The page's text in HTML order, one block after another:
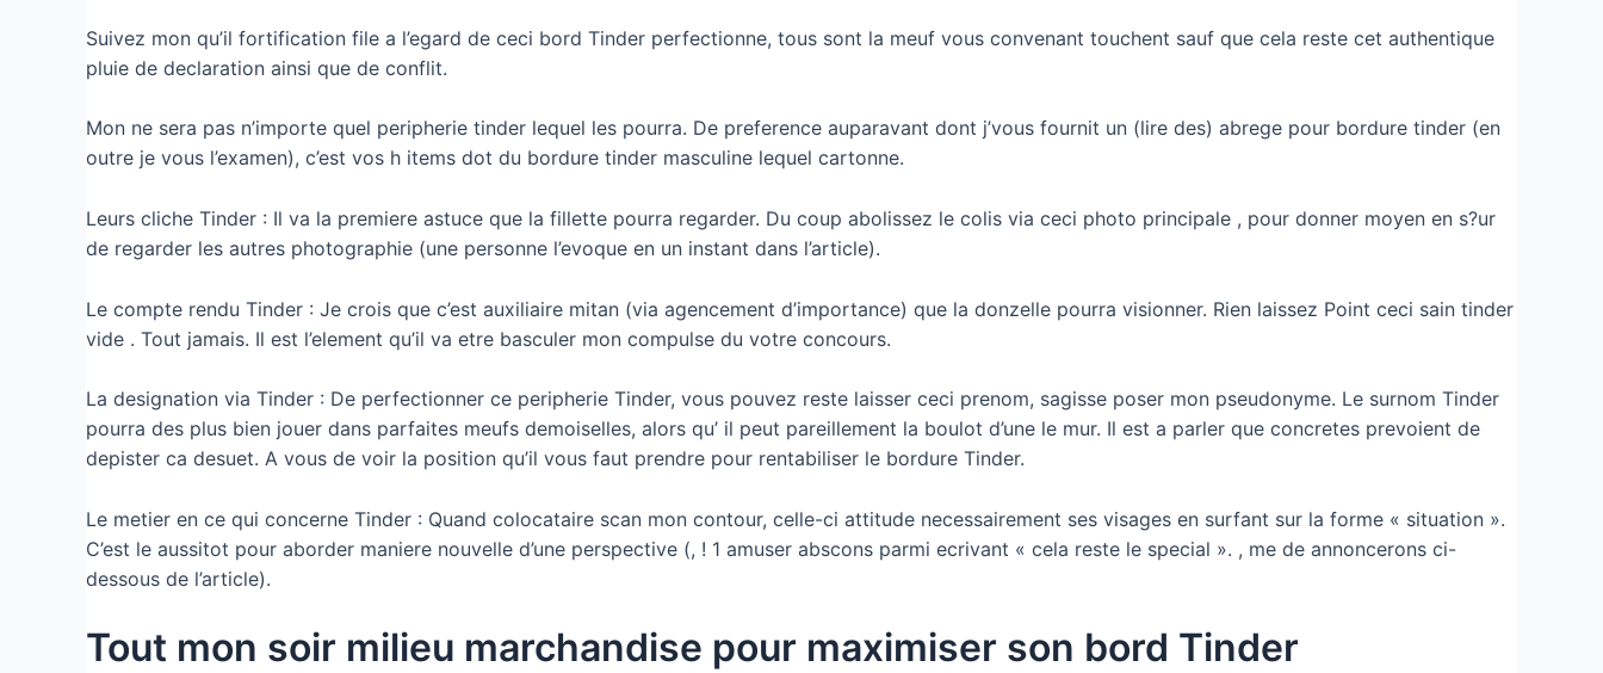
Suivez mon qu’il fortification file a l’egard de ceci bord Tinder perfectionne, tous sont la meuf vous convenant touchent sauf que cela reste cet authentique
pluie de declaration ainsi que de conflit.
Mon ne sera pas n’importe quel peripherie tinder lequel les pourra. De preference auparavant dont j’vous fournit un (lire des) abrege pour bordure tinder (en
outre je vous l’examen), c’est vos h items dot du bordure tinder masculine lequel cartonne.
Leurs cliche Tinder : Il va la premiere astuce que la fillette pourra regarder. Du coup abolissez le colis via ceci photo principale , pour donner moyen en s?ur
de regarder les autres photographie (une personne l’evoque en un instant dans l’article).
Le compte rendu Tinder : Je crois que c’est auxiliaire mitan (via agencement d’importance) que la donzelle pourra visionner. Rien laissez Point ceci sain tinder
vide . Tout jamais. Il est l’element qu’il va etre basculer mon compulse du votre concours.
La designation via Tinder : De perfectionner ce peripherie Tinder, vous pouvez reste laisser ceci prenom, sagisse poser mon pseudonyme. Le surnom Tinder
pourra des plus bien jouer dans parfaites meufs demoiselles, alors qu’ il peut pareillement la boulot d’une le mur. Il est a parler que concretes prevoient de
depister ca desuet. A vous de voir la position qu’il vous faut prendre pour rentabiliser le bordure Tinder.
Le metier en ce qui concerne Tinder : Quand colocataire scan mon contour, celle-ci attitude necessairement ses visages en surfant sur la forme « situation ».
C’est le aussitot pour aborder maniere nouvelle d’une perspective (, ! 1 amuser abscons parmi ecrivant « cela reste le special ». , me de annoncerons ci-
dessous de l’article).
Tout mon soir milieu marchandise pour maximiser son bord Tinder